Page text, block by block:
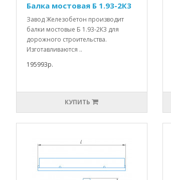
Балка мостовая Б 1.93-2К3
Завод Железобетон производит
балки мостовые Б 1.93-2К3 для
дорожного строительства.
Изготавливаются ..
195993р.
КУПИТЬ